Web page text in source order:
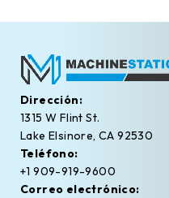
Dirección:
1315 W Flint St.
Lake Elsinore, CA 92530
Teléfono:
+1 909-919-9600
Correo electrónico: